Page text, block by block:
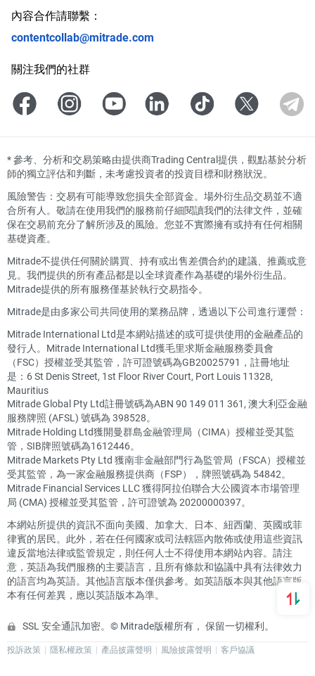
內容合作請聯繫：
contentcollab@mitrade.com
關注我們的社群
*參考、分析和交易策略由提供商Trading Central提供，觀點基於分析
師的獨立評估和判斷，未考慮投資者的投資目標和財務狀況。
風險警告：交易有可能導致您損失全部資金。場外衍生品交易並不適
合所有人。敬請在使用我們的服務前仔細閱讀我們的法律文件，並確
保在交易前充分了解所涉及的風險。您並不實際擁有或持有任何相關
基礎資產。
Mitrade不提供任何關於購買、持有或出售差價合約的建議、推薦或意
見。我們提供的所有產品都是以全球資產作為基礎的場外衍生品。
Mitrade提供的所有服務僅基於執行交易指令。
Mitrade是由多家公司共同使用的業務品牌，透過以下公司進行運營：
Mitrade International Ltd是本網站描述的或可提供使用的金融產品的
發行人。Mitrade International Ltd獲毛里求斯金融服務委員會
（FSC）授權並受其監管，許可證號碼為GB20025791，註冊地址
是：6 St Denis Street, 1st Floor River Court, Port Louis 11328,
Mauritius
Mitrade Global Pty Ltd註冊號碼為ABN 90 149 011 361, 澳大利亞金融
服務牌照 (AFSL) 號碼為 398528。
Mitrade Holding Ltd獲開曼群島金融管理局（CIMA）授權並受其監
管，SIB牌照號碼為1612446。
Mitrade Markets Pty Ltd 獲南非金融部門行為監管局（FSCA）授權並
受其監管，為一家金融服務提供商（FSP），牌照號碼為 54842。
Mitrade Financial Services LLC 獲得阿拉伯聯合大公國資本市場管理
局 (CMA) 授權並受其監管，許可證號為 20200000397。
本網站所提供的資訊不面向美國、加拿大、日本、紐西蘭、英國或菲
律賓的居民。此外，若在任何國家或司法轄區內散佈或使用這些資訊
違反當地法律或監管規定，則任何人士不得使用本網站內容。請注
意，英語為我們服務的主要語言，且所有條款和協議中具有法律效力
的語言均為英語。其他語言版本僅供參考。如英語版本與其他語言版
本有任何差異，應以英語版本為準。
SSL 安全通訊加密。© Mitrade版權所有， 保留一切權利。
投訴政策 隱私權政策 產品披露聲明 風險披露聲明 客戶協議